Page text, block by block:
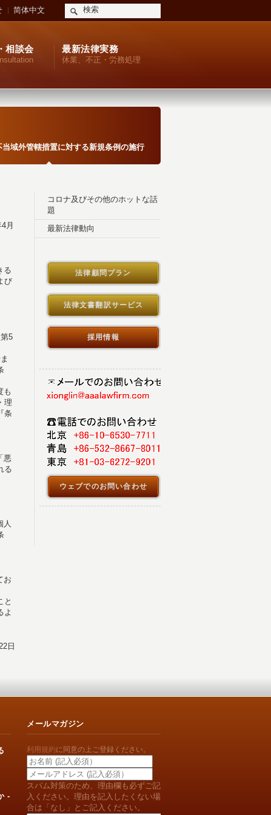
简体中文
相談会 最新法律実務
休業、不正・労務処理
当域外管轄措置に対する新規条例の施行
月
る
び
5
も
理
条
悪
る
人
お
と
よ
日
コロナ及びその他のホットな話
題
最新法律動向
法律顧問プラン
法律文書翻訳サービス
採用情報
ウェブでのお問い合わせ
-
メールマガジン
利用規約に同意の上ご登録ください。
スパム対策のため、理由欄も必ずご記
入ください。理由を記入したくない場
合は「なし」とご記入ください。